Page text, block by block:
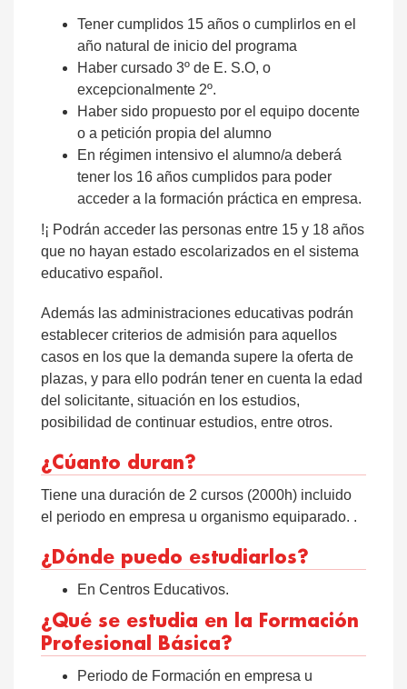
Tener cumplidos 15 años o cumplirlos en el
año natural de inicio del programa
Haber cursado 3º de E. S.O, o
excepcionalmente 2º.
Haber sido propuesto por el equipo docente
o a petición propia del alumno
En régimen intensivo el alumno/a deberá
tener los 16 años cumplidos para poder
acceder a la formación práctica en empresa.
!¡ Podrán acceder las personas entre 15 y 18 años
que no hayan estado escolarizados en el sistema
educativo español.
Además las administraciones educativas podrán
establecer criterios de admisión para aquellos
casos en los que la demanda supere la oferta de
plazas, y para ello podrán tener en cuenta la edad
del solicitante, situación en los estudios,
posibilidad de continuar estudios, entre otros.
¿Cúanto duran?
Tiene una duración de 2 cursos (2000h) incluido
el periodo en empresa u organismo equiparado. .
¿Dónde puedo estudiarlos?
En Centros Educativos.
¿Qué se estudia en la Formación
Profesional Básica?
Periodo de Formación en empresa u